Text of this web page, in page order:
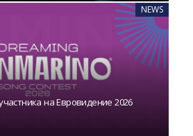
NEWS
на Евровидение 2026